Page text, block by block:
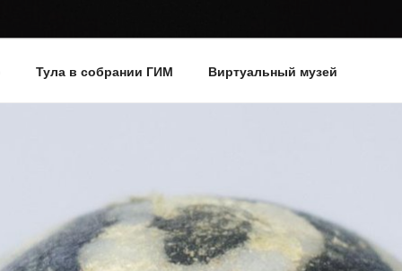
Тула в собрании ГИМ Виртуальный музей